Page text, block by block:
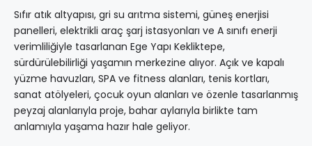
Sıfır atık altyapısı, gri su arıtma sistemi, güneş enerjisi
panelleri, elektrikli araç şarj istasyonları ve A sınıfı enerji
verimliliğiyle tasarlanan Ege Yapı Kekliktepe,
sürdürülebilirliği yaşamın merkezine alıyor. Açık ve kapalı
yüzme havuzları, SPA ve fitness alanları, tenis kortları,
sanat atölyeleri, çocuk oyun alanları ve özenle tasarlanmış
peyzaj alanlarıyla proje, bahar aylarıyla birlikte tam
anlamıyla yaşama hazır hale geliyor.